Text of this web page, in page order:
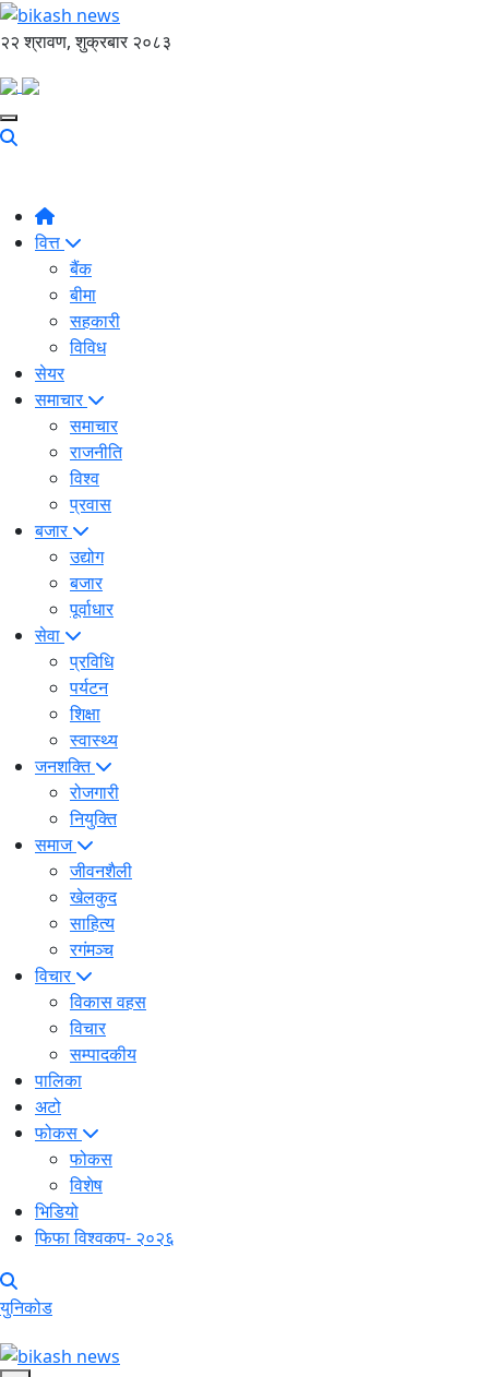
२२ श्रावण, शुक्रबार २०८३
वित्त
बैंक
बीमा
सहकारी
विविध
सेयर
समाचार
समाचार
राजनीति
विश्व
प्रवास
बजार
उद्योग
बजार
पूर्वाधार
सेवा
प्रविधि
पर्यटन
शिक्षा
स्वास्थ्य
जनशक्ति
रोजगारी
नियुक्ति
समाज
जीवनशैली
खेलकुद
साहित्य
रगंमञ्च
विचार
विकास वहस
विचार
सम्पादकीय
पालिका
अटो
फोकस
फोकस
विशेष
भिडियो
फिफा विश्वकप- २०२६
युनिकोड